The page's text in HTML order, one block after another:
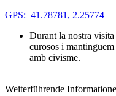
GPS: 41.78781, 2.25774
Durant la nostra
curosos i
amb civisme.
Weiterführende